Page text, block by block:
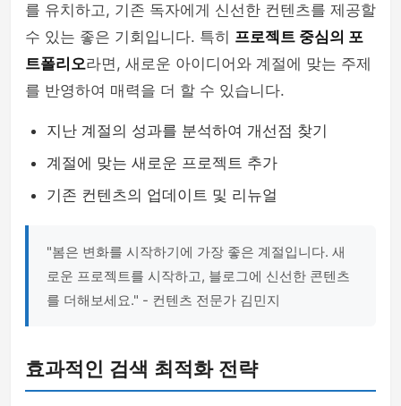
를 유치하고, 기존 독자에게 신선한 컨텐츠를 제공할
수 있는 좋은 기회입니다. 특히 프로젝트 중심의 포
트폴리오라면, 새로운 아이디어와 계절에 맞는 주제
를 반영하여 매력을 더 할 수 있습니다.
지난 계절의 성과를 분석하여 개선점 찾기
계절에 맞는 새로운 프로젝트 추가
기존 컨텐츠의 업데이트 및 리뉴얼
"봄은 변화를 시작하기에 가장 좋은 계절입니다. 새
로운 프로젝트를 시작하고, 블로그에 신선한 콘텐츠
를 더해보세요." - 컨텐츠 전문가 김민지
효과적인 검색 최적화 전략